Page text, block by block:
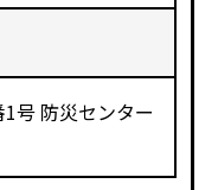
号 防災センター